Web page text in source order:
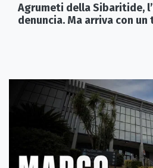
Agrumeti della Sibaritide,
denuncia. Ma arriva con